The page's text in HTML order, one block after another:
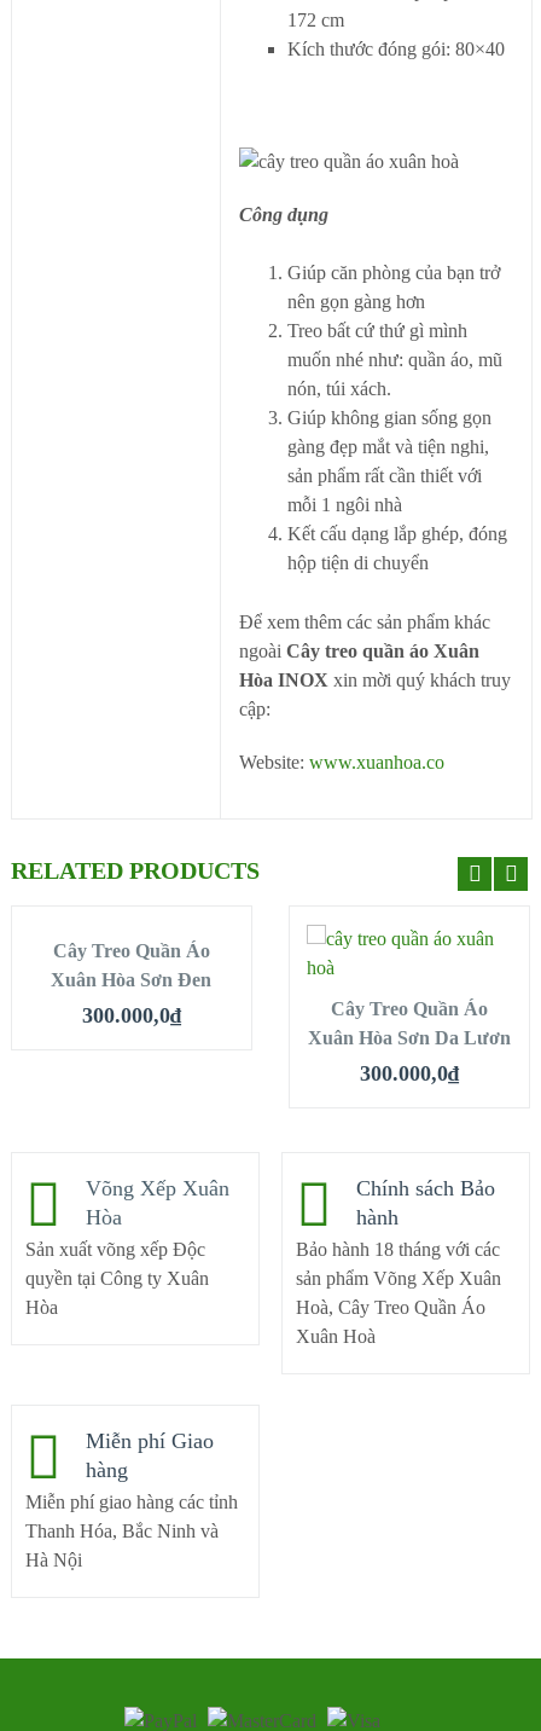
172 cm
Kích thước đóng gói: 80×40
Công dụng
Giúp căn phòng của bạn trở
nên gọn gàng hơn
Treo bất cứ thứ gì mình
muốn nhé như: quần áo, mũ
nón, túi xách.
Giúp không gian sống gọn
gàng đẹp mắt và tiện nghi,
sản phẩm rất cần thiết với
mỗi 1 ngôi nhà
Kết cấu dạng lắp ghép, đóng
hộp tiện di chuyển
Để xem thêm các sản phẩm khác
ngoàiCây treo quần áo Xuân
Hòa INOX xin mời quý khách truy
cập:
Website:www.xuanhoa.co
RELATED PRODUCTS
QUICK LOOK
Cây Treo Quần Áo
Xuân Hòa Sơn Đen
300.000,0₫ QUICK LOOK
VIEW DETAILS
Cây Treo Quần Áo
Xuân Hòa Sơn Da Lươn
300.000,0₫
Võng Xếp Xuân
Hòa
Sản xuất võng xếp Độc
quyền tại Công ty Xuân
Hòa
Chính sách Bảo
hành
Bảo hành 18 tháng với các
sản phẩm Võng Xếp Xuân
Hoà, Cây Treo Quần Áo
Xuân Hoà
Miễn phí Giao
hàng
Miễn phí giao hàng các tỉnh
Thanh Hóa, Bắc Ninh và
Hà Nội